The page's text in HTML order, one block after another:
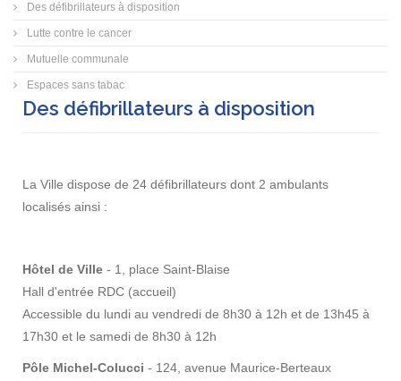
Des défibrillateurs à disposition
Lutte contre le cancer
Mutuelle communale
Espaces sans tabac
Des défibrillateurs à disposition
La Ville dispose de 24 défibrillateurs dont 2 ambulants
localisés ainsi :
Hôtel de Ville - 1, place Saint-Blaise
Hall d'entrée RDC (accueil)
Accessible du lundi au vendredi de 8h30 à 12h et de 13h45 à
17h30 et le samedi de 8h30 à 12h
Pôle Michel-Colucci - 124, avenue Maurice-Berteaux